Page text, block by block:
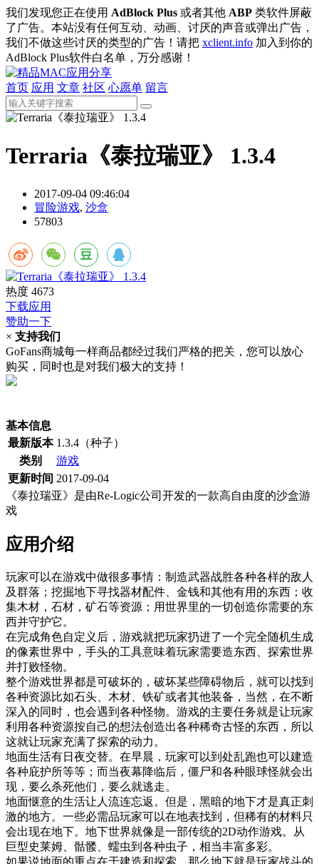
我们发现您正在使用 AdBlock Plus 或者其他 ABP 类软件屏蔽
了广告。本站没有任何互动、动画、讨厌的声音或弹出广告，
我们不做这些讨厌的类型的广告！请把 xclient.info 加入到你的
AdBlock Plus软件白名单，万分感谢！
首页 应用 文章 社区 心愿单 留言
Terraria《泰拉瑞亚》 1.3.4
2017-09-04 09:46:04
冒险游戏, 沙盒
57803
热度 4673
下载应用
赞助一下
× 支持我们
GoFans商城每一样商品都经过我们严格的把关，您可以放心
购买，同时也是对我们极大的支持！
基本信息
最新版本 1.3.4（种子）
类别
游戏
更新时间 2017-09-04
《泰拉瑞亚》是由Re-Logic公司开发的一款高自由度的沙盒游
戏
应用介绍
玩家可以在游戏中做很多事情：制造武器战胜各种各样的敌人
及群落；挖掘地下寻找器材配件、金钱和其他有用的东西；收
集木材，石材，矿石等资源；用世界里的一切创造你需要的东
西并守护它。
在完成角色自定义后，游戏就把玩家扔进了一个完全随机生成
的像素世界中，手头的工具意味着玩家需要造东西、探索世界
并打败怪物。
整个游戏世界都是可破坏的，破坏某些障碍物后，就可以找到
各种资源比如石头、木材、铁矿或者其他装备，当然，在不断
深入的同时，也会遇到各种怪物。游戏的主要任务就是让玩家
利用各种资源按自己的想法创造出各种稀奇古怪的东西，所以
这就让玩家充满了探索的动力。
地面生活有日夜交替。在早晨，玩家可以到处乱跑也可以建造
各种庇护所等等；而当夜幕降临后，僵尸和各种眼球怪就会出
现，要么杀死他们，要么就逃走。
地面惬意的生活让人流连忘返。但是，黑暗的地下才是真正刺
激的地方。一些必需品玩家可以在地表找到，但稀有的材料只
会出现在地下。地下世界就像是一部传统的2D动作游戏。从
巨型史莱姆、骷髅、蠕虫到各种虫子，相当丰富多彩。
如果说地面的重点在于建造和探索，那么地下就是玩家战斗的